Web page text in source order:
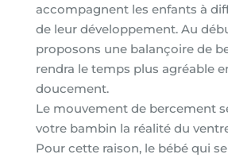
accompagnent les enfants à
de leur développement. Au
proposons une balançoire de
rendra le temps plus agréable
doucement.
Le mouvement de bercement
votre bambin la réalité du
Pour cette raison, le bébé qui